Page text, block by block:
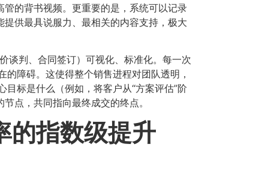
的背书视频。更重要的是，系统可以记录
供最具说服力、最相关的内容支持，极大
谈判、合同签订）可视化、标准化。每一次
障碍。这使得整个销售进程对团队透明，
标是什么（例如，将客户从“方案评估”阶
点，共同指向最终成交的终点。
的指数级提升